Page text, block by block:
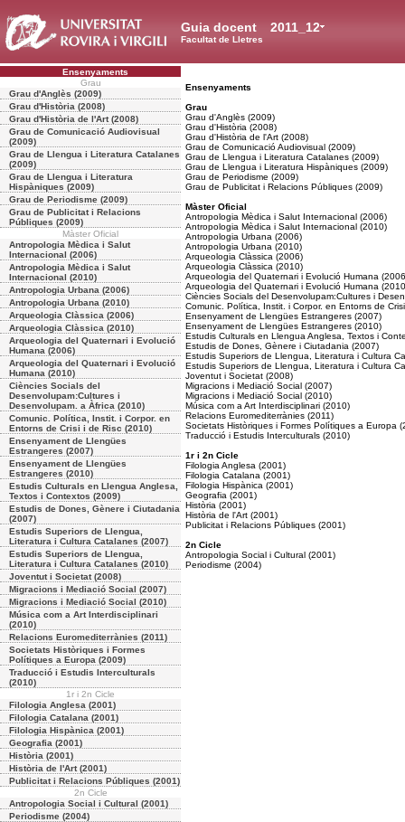
2011_12
Guia docent
Facultat de Lletres
Ensenyaments
Grau
Grau d'Anglès (2009)
Grau d'Història (2008)
Grau d'Història de l'Art (2008)
Grau de Comunicació Audiovisual
(2009)
Grau de Llengua i Literatura Catalanes
(2009)
Grau de Llengua i Literatura
Hispàniques (2009)
Grau de Periodisme (2009)
Grau de Publicitat i Relacions
Públiques (2009)
Màster Oficial
Antropologia Mèdica i Salut
Internacional (2006)
Antropologia Mèdica i Salut
Internacional (2010)
Antropologia Urbana (2006)
Antropologia Urbana (2010)
Arqueologia Clàssica (2006)
Arqueologia Clàssica (2010)
Arqueologia del Quaternari i Evolució
Humana (2006)
Arqueologia del Quaternari i Evolució
Humana (2010)
Ciències Socials del
Desenvolupam:Cultures i
Desenvolupam. a Àfrica (2010)
Comunic. Política, Instit. i Corpor. en
Entorns de Crisi i de Risc (2010)
Ensenyament de Llengües
Estrangeres (2007)
Ensenyament de Llengües
Estrangeres (2010)
Estudis Culturals en Llengua Anglesa,
Textos i Contextos (2009)
Estudis de Dones, Gènere i Ciutadania
(2007)
Estudis Superiors de Llengua,
Literatura i Cultura Catalanes (2007)
Estudis Superiors de Llengua,
Literatura i Cultura Catalanes (2010)
Joventut i Societat (2008)
Migracions i Mediació Social (2007)
Migracions i Mediació Social (2010)
Música com a Art Interdisciplinari
(2010)
Relacions Euromediterrànies (2011)
Societats Històriques i Formes
Polítiques a Europa (2009)
Traducció i Estudis Interculturals
(2010)
1r i 2n Cicle
Filologia Anglesa (2001)
Filologia Catalana (2001)
Filologia Hispànica (2001)
Geografia (2001)
Història (2001)
Història de l'Art (2001)
Publicitat i Relacions Públiques (2001)
2n Cicle
Antropologia Social i Cultural (2001)
Periodisme (2004)
Ensenyaments
Grau
Grau d'Anglès (2009)
Grau d'Història (2008)
Grau d'Història de l'Art (2008)
Grau de Comunicació Audiovisual (2009)
Grau de Llengua i Literatura Catalanes (2009)
Grau de Llengua i Literatura Hispàniques (2009)
Grau de Periodisme (2009)
Grau de Publicitat i Relacions Públiques (2009)
Màster Oficial
Antropologia Mèdica i Salut Internacional (2006)
Antropologia Mèdica i Salut Internacional (2010)
Antropologia Urbana (2006)
Antropologia Urbana (2010)
Arqueologia Clàssica (2006)
Arqueologia Clàssica (2010)
Arqueologia del Quaternari i Evolució Humana
Arqueologia del Quaternari i Evolució Humana
Ciències Socials del Desenvolupam:Cultures i
Comunic. Política, Instit. i Corpor. en Entorns de
Ensenyament de Llengües Estrangeres (2007)
Ensenyament de Llengües Estrangeres (2010)
Estudis Culturals en Llengua Anglesa, Textos i
Estudis de Dones, Gènere i Ciutadania (2007)
Estudis Superiors de Llengua, Literatura i Cultura
Estudis Superiors de Llengua, Literatura i Cultura
Joventut i Societat (2008)
Migracions i Mediació Social (2007)
Migracions i Mediació Social (2010)
Música com a Art Interdisciplinari (2010)
Relacions Euromediterrànies (2011)
Societats Històriques i Formes Polítiques a Europa
Traducció i Estudis Interculturals (2010)
1r i 2n Cicle
Filologia Anglesa (2001)
Filologia Catalana (2001)
Filologia Hispànica (2001)
Geografia (2001)
Història (2001)
Història de l'Art (2001)
Publicitat i Relacions Públiques (2001)
2n Cicle
Antropologia Social i Cultural (2001)
Periodisme (2004)